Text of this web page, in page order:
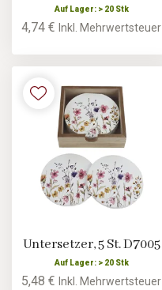
Auf Lager: > 20 Stk
4,74 €Inkl. Mehrwertsteuer
Untersetzer, 5 St. D7005
Auf Lager: > 20 Stk
5,48 €Inkl. Mehrwertsteuer